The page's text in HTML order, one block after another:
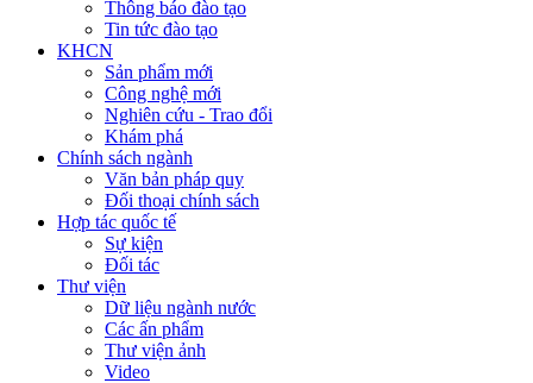
Thông báo đào tạo
Tin tức đào tạo
KHCN
Sản phẩm mới
Công nghệ mới
Nghiên cứu - Trao đổi
Khám phá
Chính sách ngành
Văn bản pháp quy
Đối thoại chính sách
Hợp tác quốc tế
Sự kiện
Đối tác
Thư viện
Dữ liệu ngành nước
Các ấn phẩm
Thư viện ảnh
Video